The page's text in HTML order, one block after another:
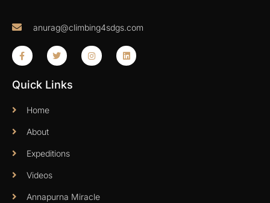
anurag@climbing4sdgs.com
Quick Links
Home
About
Expeditions
Videos
Annapurna Miracle